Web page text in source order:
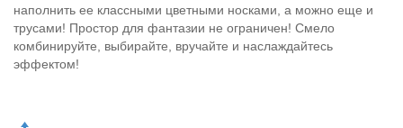
наполнить ее классными цветными носками, а можно еще и
трусами! Простор для фантазии не ограничен! Смело
комбинируйте, выбирайте, вручайте и наслаждайтесь
эффектом!